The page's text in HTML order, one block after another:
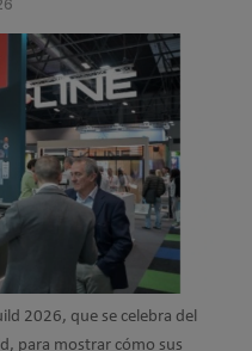
2026, que se celebra del
para mostrar cómo sus